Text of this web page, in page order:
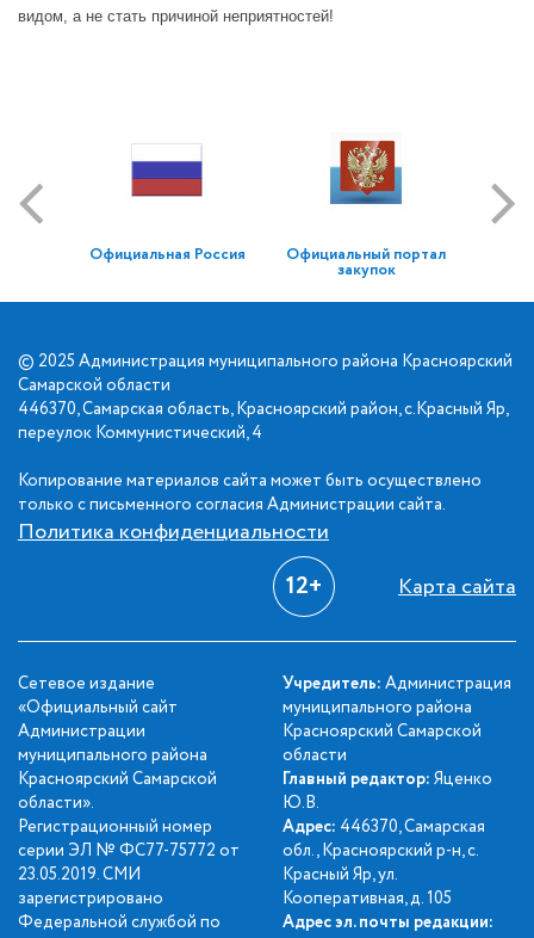
видом, а не стать причиной неприятностей!
Официальная Россия Официальный портал
закупок
© 2025 Администрация муниципального района Красноярский
Самарской области
446370, Самарская область, Красноярский район, с.Красный Яр,
переулок Коммунистический, 4
Копирование материалов сайта может быть осуществлено
только с письменного согласия Администрации сайта.
Политика конфиденциальности
12+ Карта сайта
Сетевое издание
«Официальный сайт
Администрации
муниципального района
Красноярский Самарской
области».
Регистрационный номер
серии ЭЛ № ФС77-75772 от
23.05.2019. СМИ
зарегистрировано
Федеральной службой по
Учредитель: Администрация
муниципального района
Красноярский Самарской
области
Главный редактор: Яценко
Ю.В.
Адрес: 446370, Самарская
обл., Красноярский р-н, с.
Красный Яр, ул.
Кооперативная, д. 105
Адрес эл. почты редакции: